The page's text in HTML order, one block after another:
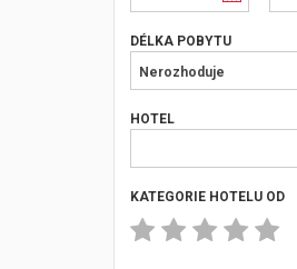
DÉLKA POBYTU
Nerozhoduje
HOTEL
KATEGORIE HOTELU OD